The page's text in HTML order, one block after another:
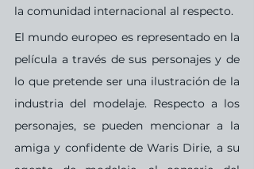
la comunidad internacional al respecto.
El mundo europeo es representado en la
película a través de sus personajes y de
lo que pretende ser una ilustración de la
industria del modelaje. Respecto a los
personajes, se pueden mencionar a la
amiga y confidente de Waris Dirie, a su